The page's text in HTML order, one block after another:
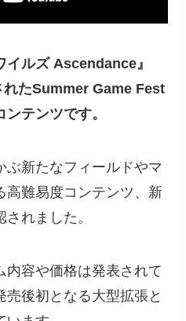
イルズ Ascendance』
れたSummer Game Fest
テンツです。
ぶ新たなフィールドやマ
高難易度コンテンツ、新
れました。
内容や価格は発表されて
後初となる大型拡張と